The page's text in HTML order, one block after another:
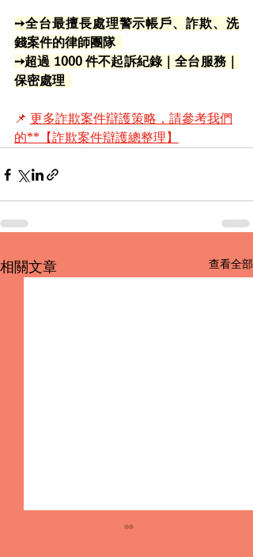
➙全台最擅長處理警示帳戶、詐欺、洗
錢案件的律師團隊
➙超過 1000 件不起訴紀錄｜全台服務｜
保密處理
📌 更多詐欺案件辯護策略，請參考我們
的**【詐欺案件辯護總整理】
相關文章 查看全部